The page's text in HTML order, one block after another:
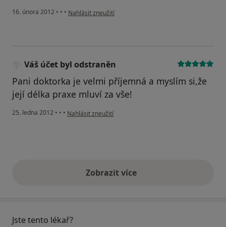
16. února 2012 • • • podle názoru uživatele Váš účet byl odstraněn
Nahlásit zneužití
Váš účet byl odstraněn
Pani doktorka je velmi příjemná a myslím si,že
její délka praxe mluví za vše!
25. ledna 2012 • • • podle názoru uživatele Váš účet byl odstraněn
Nahlásit zneužití
Zobrazit vícevýše uvedené názory
Jste tento lékař?